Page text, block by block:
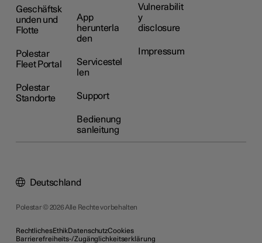
Geschäftsk
unden und
Flotte
Polestar
Fleet Portal
Polestar
Standorte
App
herunterla
den
Servicestel
len
Support
Bedienung
sanleitung
Vulnerabilit
y
disclosure
Impressum
Polestar © 2026 Alle Rechte vorbehalten
RechtlichesEthikDatenschutzCookies
Barrierefreiheits-/Zugänglichkeitserklärung
Deutschland